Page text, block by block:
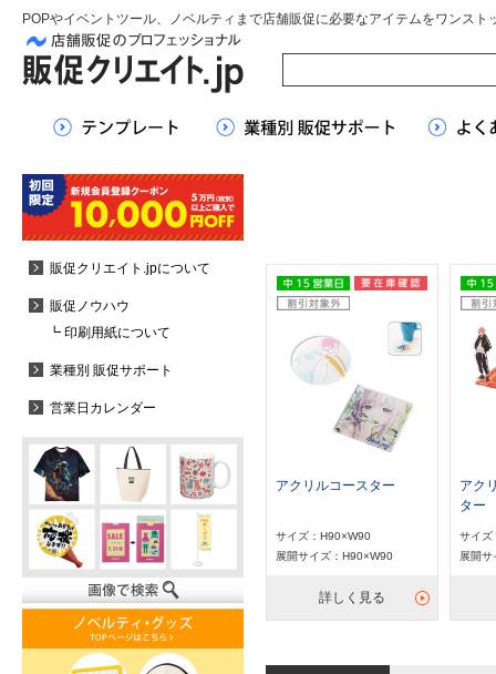
POPやイベントツール、ノベルティまで店舗販促に必要なアイテムをワンスト
アクリルコースター
サイズ：H90×W90
展開サイズ：H90×W90
詳しく見る
アク
ター
サイズ
展開
販促クリエイト.jpについて
販促ノウハウ
┗ 印刷用紙について
業種別 販促サポート
営業日カレンダー